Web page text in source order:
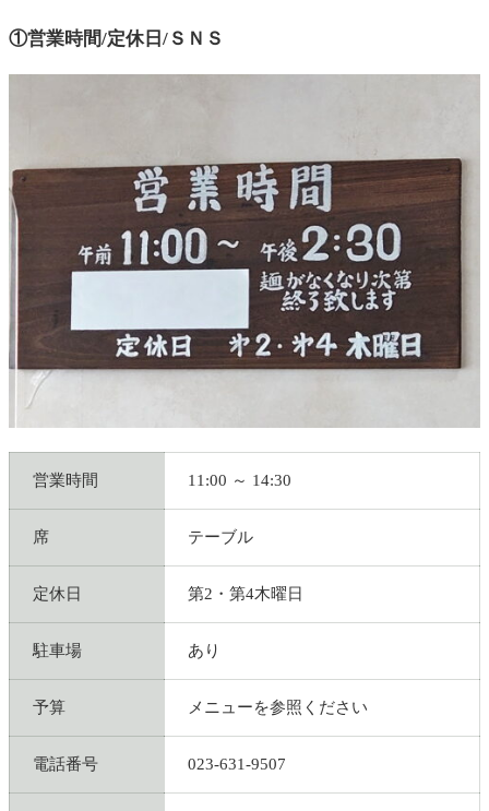
①営業時間/定休日/ＳＮＳ
営業時間 11:00 ～ 14:30
席 テーブル
定休日 第2・第4木曜日
駐車場 あり
予算 メニューを参照ください
電話番号 023-631-9507